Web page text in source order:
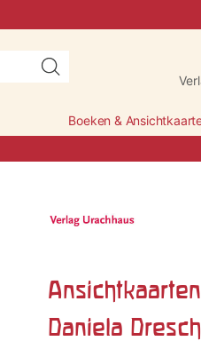
Boeken &
Daniela